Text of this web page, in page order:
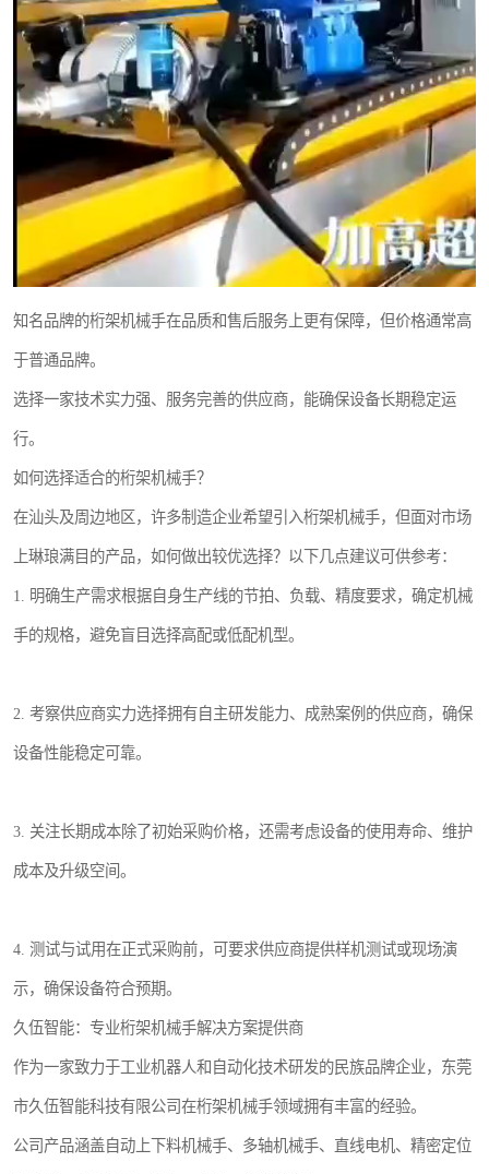
知名品牌的桁架机械手在品质和售后服务上更有保障，但价格通常高
于普通品牌。
选择一家技术实力强、服务完善的供应商，能确保设备长期稳定运
行。
如何选择适合的桁架机械手？
在汕头及周边地区，许多制造企业希望引入桁架机械手，但面对市场
上琳琅满目的产品，如何做出较优选择？以下几点建议可供参考：
1. 明确生产需求根据自身生产线的节拍、负载、精度要求，确定机械
手的规格，避免盲目选择高配或低配机型。
2. 考察供应商实力选择拥有自主研发能力、成熟案例的供应商，确保
设备性能稳定可靠。
3. 关注长期成本除了初始采购价格，还需考虑设备的使用寿命、维护
成本及升级空间。
4. 测试与试用在正式采购前，可要求供应商提供样机测试或现场演
示，确保设备符合预期。
久伍智能：专业桁架机械手解决方案提供商
作为一家致力于工业机器人和自动化技术研发的民族品牌企业，东莞
市久伍智能科技有限公司在桁架机械手领域拥有丰富的经验。
公司产品涵盖自动上下料机械手、多轴机械手、直线电机、精密定位